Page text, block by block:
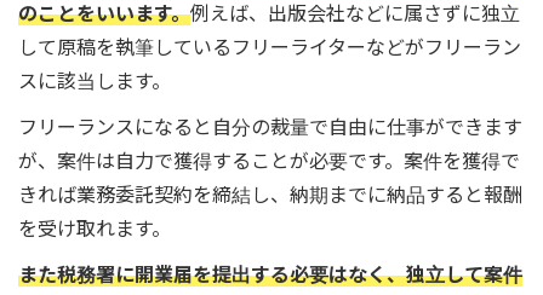
のことをいいます。例えば、出版会社などに属さずに独立
して原稿を執筆しているフリーライターなどがフリーラン
スに該当します。
フリーランスになると自分の裁量で自由に仕事ができます
が、案件は自力で獲得することが必要です。案件を獲得で
きれば業務委託契約を締結し、納期までに納品すると報酬
を受け取れます。
また税務署に開業届を提出する必要はなく、独立して案件